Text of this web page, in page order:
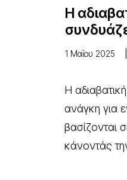
Η
1 Μαΐου 2025
Η
ανάγκη για
βασίζονται
κάνοντάς